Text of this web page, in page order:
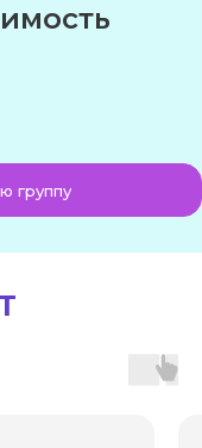
группу